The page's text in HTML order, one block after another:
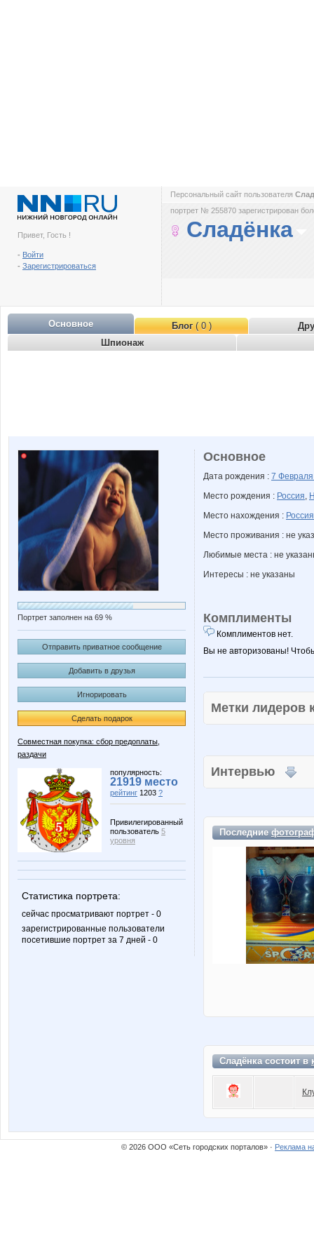
Привет, Гость !
- Войти
- Зарегистрироваться
Персональный сайт пользователя
портрет № 255870 зарегистрирован
Сладёнка
Основное Блог( 0 )
Шпионаж
Портрет заполнен на 69 %
Отправить приватное сообщение
Добавить в друзья
Игнорировать
Сделать подарок
Совместная покупка: сбор предоплаты,
раздачи
популярность:
21919 место
рейтинг 1203 ?
Привилегированный
пользователь 5
уровня
Статистика портрета:
сейчас просматривают портрет - 0
зарегистрированные пользователи
посетившие портрет за 7 дней - 0
Основное
Дата рождения : 7
Место рождения : Россия,
Место нахождения : Россия
Место проживания : не
Любимые места : не
Интересы : не указаны
Комплименты
Комплиментов нет.
Вы не авторизованы!
Метки
Интервью
Последние
Сладёнка состоит в
© 2026 ООО «Сеть городских порталов» · Реклама